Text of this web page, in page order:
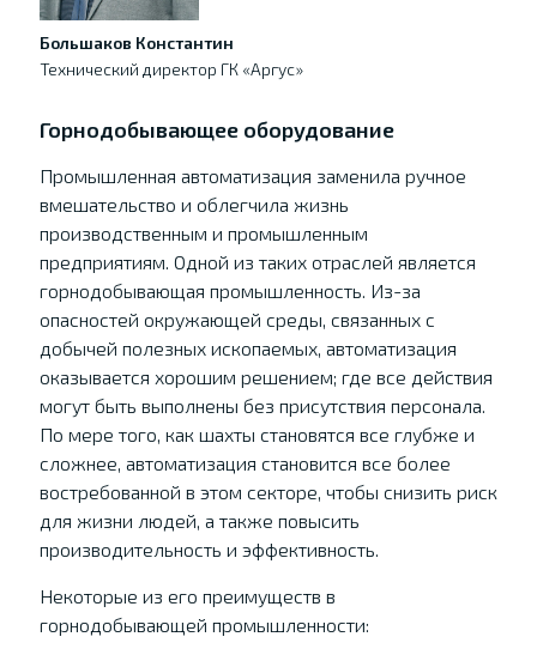
Большаков Константин
Технический директор ГК «Аргус»
Горнодобывающее оборудование
Промышленная автоматизация заменила ручное
вмешательство и облегчила жизнь
производственным и промышленным
предприятиям. Одной из таких отраслей является
горнодобывающая промышленность. Из-за
опасностей окружающей среды, связанных с
добычей полезных ископаемых, автоматизация
оказывается хорошим решением; где все действия
могут быть выполнены без присутствия персонала.
По мере того, как шахты становятся все глубже и
сложнее, автоматизация становится все более
востребованной в этом секторе, чтобы снизить риск
для жизни людей, а также повысить
производительность и эффективность.
Некоторые из его преимуществ в
горнодобывающей промышленности: